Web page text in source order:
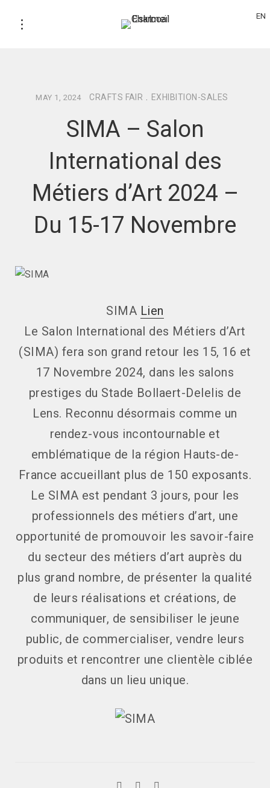
EN
MAY 1, 2024 CRAFTS FAIR EXHIBITION-SALES
SIMA – Salon
International des
Métiers d’Art 2024 –
Du 15-17 Novembre
SIMA Lien
Le Salon International des Métiers d’Art
(SIMA) fera son grand retour les 15, 16 et
17 Novembre 2024, dans les salons
prestiges du Stade Bollaert-Delelis de
Lens. Reconnu désormais comme un
rendez-vous incontournable et
emblématique de la région Hauts-de-
France accueillant plus de 150 exposants.
Le SIMA est pendant 3 jours, pour les
professionnels des métiers d’art, une
opportunité de promouvoir les savoir-faire
du secteur des métiers d’art auprès du
plus grand nombre, de présenter la qualité
de leurs réalisations et créations, de
communiquer, de sensibiliser le jeune
public, de commercialiser, vendre leurs
produits et rencontrer une clientèle ciblée
dans un lieu unique.